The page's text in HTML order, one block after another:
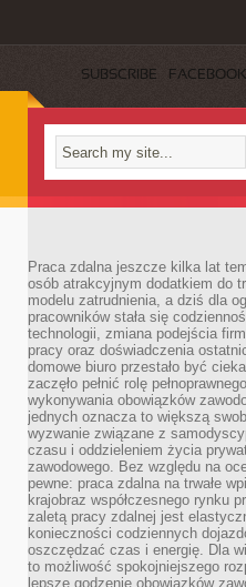
SUBSCRIBE FACEBOOK
Praca zdalna jeszcze kilka lat
osób atrakcyjnym dodatkiem do
modelu zatrudnienia, a dziś dla
pracowników stała się
technologii, zmiana podejścia
pracy oraz doświadczenia
domowe biuro przestało być
zaczęło pełnić rolę
wykonywania obowiązków
jednych oznacza to większą
wyzwanie związane z
czasu i oddzieleniem życia
zawodowego. Bez względu na
pewne: praca zdalna na trwałe
krajobraz współczesnego rynku
zaletą pracy zdalnej jest
konieczności codziennych
oszczędzać czas i energię. Dla
to możliwość spokojniejszego
lepsze godzenie obowiązków